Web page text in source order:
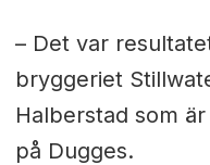
– Det var
bryggeriet
Halberstad som
på Dugges.